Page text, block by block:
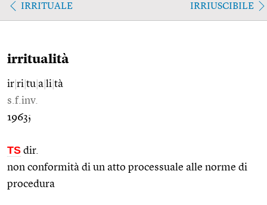
IRRITUALE IRRIUSCIBILE
irritualità
ir ri tu a li tà
s.f.inv.
1963;
TS dir.
non conformità di un atto processuale alle norme di
procedura